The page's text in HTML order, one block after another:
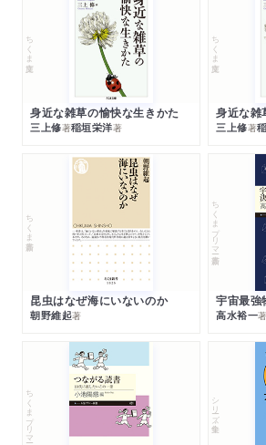
ちくま文庫
身近な雑草の愉快な生きかた
三上修著稲垣栄洋著
ちくま文庫
身近な雑
三上修著
ちくま新書
昆虫はなぜ海にいないのか
朝野維起著
ちくまプリマー新書
宇宙最強
高水裕一著
ちくまプリマー新書 シリーズ・全集